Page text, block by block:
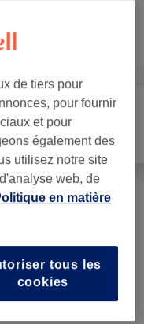
prestations
et
Épilation
à partir de 5 €
de tiers pour
pour fournir
et pour
également des
utilisez notre site
web, de
en matière
tous les
cookies